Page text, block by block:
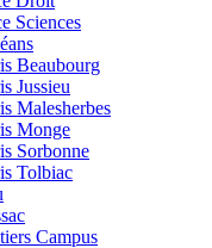
Sciences
Beaubourg
Jussieu
Malesherbes
Monge
Sorbonne
Tolbiac
Campus